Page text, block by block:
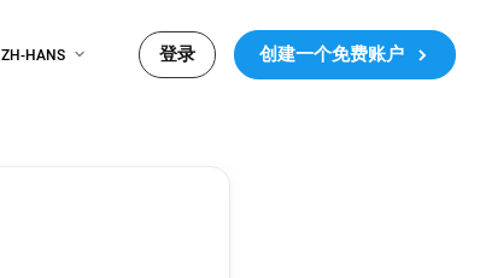
ZH-HANS 登录 创建一个免费账户